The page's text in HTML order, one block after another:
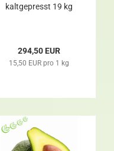
kaltgepresst 19 kg
294,50 EUR
15,50 EUR pro 1 kg